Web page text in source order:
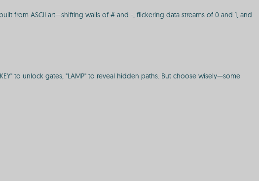
from ASCII art—shifting walls of # and -, flickering data streams of 0 and 1, and
to unlock gates, "LAMP" to reveal hidden paths. But choose wisely—some